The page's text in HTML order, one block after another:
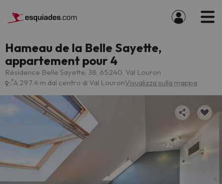
Hameau de la Belle Sayette,
appartement pour 4
Résidence Belle Sayette, 38, 65240, Val Louron
A 297.4 m dal centro di Val LouronVisualizza sulla mappa